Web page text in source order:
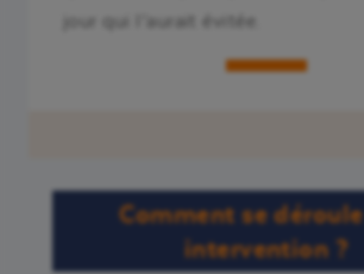
jour qui l’aurait évitée.
Comment se
intervention ?